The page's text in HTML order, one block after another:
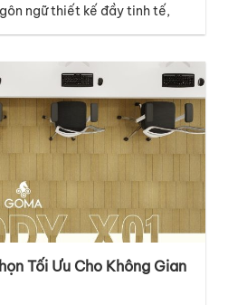
ngữ thiết kế đầy tinh tế,
graphic với những đường vân
Tối Ưu Cho Không Gian